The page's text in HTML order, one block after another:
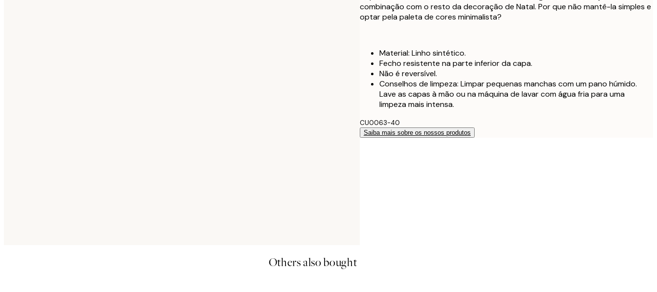
60 x 60 cm
50 x 50 cm com enchimento
60 x 60 cm com enchimento
combinação com o resto da decoração de Natal. Por que não mantê-la simples e
optar pela paleta de cores minimalista?
Material: Linho sintético.
Fecho resistente na parte inferior da capa.
Não é reversível.
Conselhos de limpeza: Limpar pequenas manchas com um pano húmido.
Lave as capas à mão ou na máquina de lavar com água fria para uma
limpeza mais intensa.
CU0063-40
Saiba mais sobre os nossos produtos
Others also bought